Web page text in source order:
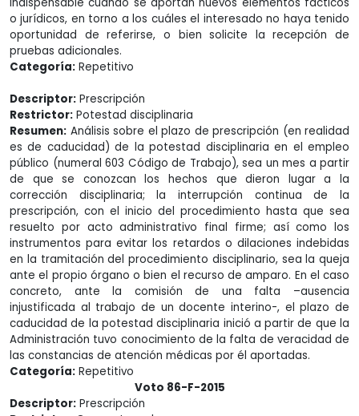
o jurídicos, en torno a los cuáles el interesado no haya tenido
oportunidad de referirse, o bien solicite la recepción de
pruebas adicionales.
Categoría: Repetitivo
Descriptor: Prescripción
Restrictor: Potestad disciplinaria
Resumen: Análisis sobre el plazo de prescripción (en realidad
es de caducidad) de la potestad disciplinaria en el empleo
público (numeral 603 Código de Trabajo), sea un mes a partir
de que se conozcan los hechos que dieron lugar a la
corrección disciplinaria; la interrupción continua de la
prescripción, con el inicio del procedimiento hasta que sea
resuelto por acto administrativo final firme; así como los
instrumentos para evitar los retardos o dilaciones indebidas
en la tramitación del procedimiento disciplinario, sea la queja
ante el propio órgano o bien el recurso de amparo. En el caso
concreto, ante la comisión de una falta –ausencia
injustificada al trabajo de un docente interino-, el plazo de
caducidad de la potestad disciplinaria inició a partir de que la
Administración tuvo conocimiento de la falta de veracidad de
las constancias de atención médicas por él aportadas.
Categoría: Repetitivo
Voto 86-F-2015
Descriptor: Prescripción